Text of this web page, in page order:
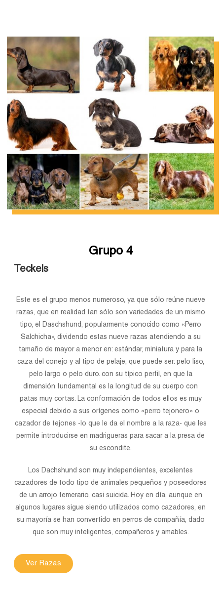
Grupo 4
Teckels
Este es el grupo menos numeroso, ya que sólo reúne nueve
razas, que en realidad tan sólo son variedades de un mismo
tipo, el Daschshund, popularmente conocido como «Perro
Salchicha», dividendo estas nueve razas atendiendo a su
tamaño de mayor a menor en: estándar, miniatura y para la
caza del conejo y al tipo de pelaje, que puede ser: pelo liso,
pelo largo o pelo duro. con su típico perfil, en que la
dimensión fundamental es la longitud de su cuerpo con
patas muy cortas. La conformación de todos ellos es muy
especial debido a sus orígenes como «perro tejonero» o
cazador de tejones -lo que le da el nombre a la raza- que les
permite introducirse en madrigueras para sacar a la presa de
su escondite.
Los Dachshund son muy independientes, excelentes
cazadores de todo tipo de animales pequeños y poseedores
de un arrojo temerario, casi suicida. Hoy en día, aunque en
algunos lugares sigue siendo utilizados como cazadores, en
su mayoría se han convertido en perros de compañía, dado
que son muy inteligentes, compañeros y amables.
Ver Razas